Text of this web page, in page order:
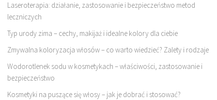
Laseroterapia: działanie, zastosowanie i bezpieczeństwo metod
leczniczych
Typ urody zima – cechy, makijaż i idealne kolory dla ciebie
Zmywalna koloryzacja włosów – co warto wiedzieć? Zalety i rodzaje
Wodorotlenek sodu w kosmetykach – właściwości, zastosowanie i
bezpieczeństwo
Kosmetyki na puszące się włosy – jak je dobrać i stosować?